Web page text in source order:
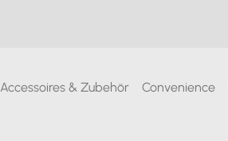
Accessoires & Zubehör Convenience